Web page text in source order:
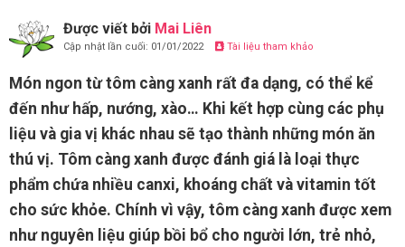
Được viết bởi Mai Liên
Cập nhật lần cuối: 01/01/2022 Tài liệu tham khảo
Món ngon từ tôm càng xanh rất đa dạng, có thể kể
đến như hấp, nướng, xào… Khi kết hợp cùng các phụ
liệu và gia vị khác nhau sẽ tạo thành những món ăn
thú vị. Tôm càng xanh được đánh giá là loại thực
phẩm chứa nhiều canxi, khoáng chất và vitamin tốt
cho sức khỏe. Chính vì vậy, tôm càng xanh được xem
như nguyên liệu giúp bồi bổ cho người lớn, trẻ nhỏ,